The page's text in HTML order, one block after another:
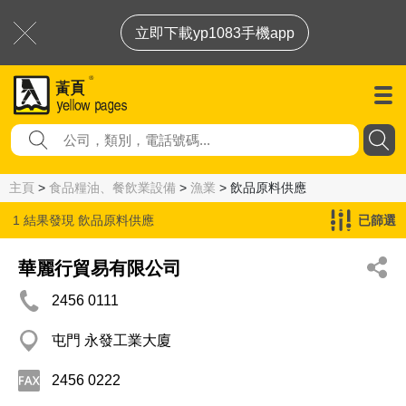
立即下載yp1083手機app
主頁 > 食品糧油、餐飲業設備 > 漁業 > 飲品原料供應
1 結果發現 飲品原料供應 已篩選
華麗行貿易有限公司
2456 0111
屯門 永發工業大廈
2456 0222